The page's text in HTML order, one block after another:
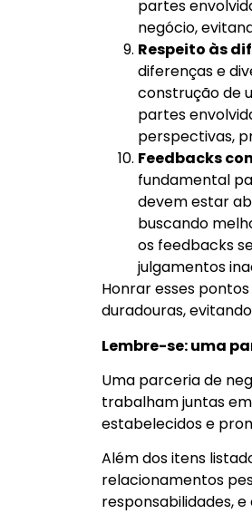
partes
negócio,
Respeito às
diferenças e
construção de
partes
perspectivas,
Feedbacks
fundamental
devem estar
buscando
os feedbacks
julgamentos
Honrar esses
duradouras,
Lembre-se: uma
Uma parceria de
trabalham juntas
estabelecidos e
Além dos itens
relacionamentos
responsabilidades,